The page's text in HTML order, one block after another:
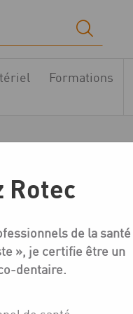
Formations
Rotec
de la santé
», je certifie être un
dentaire.